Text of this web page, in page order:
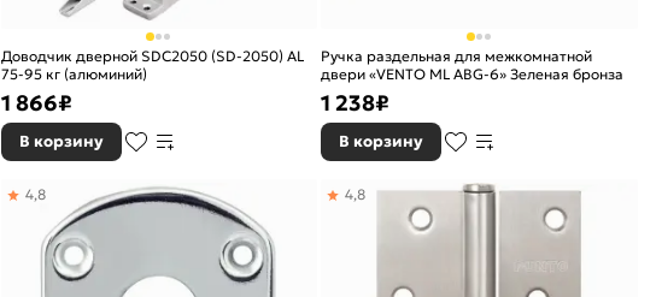
Доводчик дверной SDC2050 (SD-2050) AL
75-95 кг (алюминий)
1 866₽
В корзину
Ручка раздельная для межкомнатной
двери «VENTO ML ABG-6» Зеленая бронза
1 238₽
В корзину
4,8 4,8